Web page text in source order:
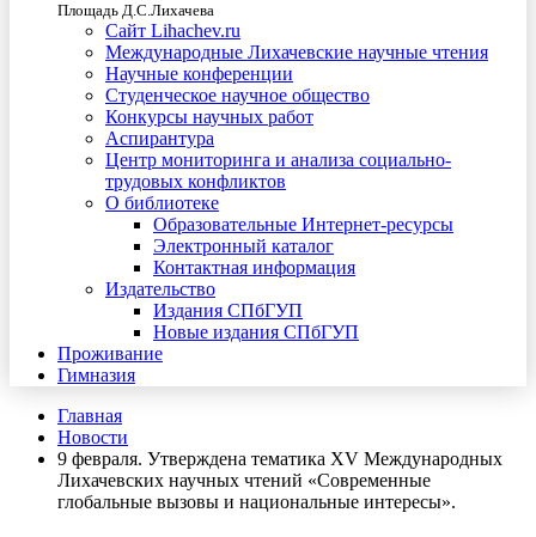
Площадь Д.С.Лихачева
Сайт Lihachev.ru
Международные Лихачевские научные чтения
Научные конференции
Студенческое научное общество
Конкурсы научных работ
Аспирантура
Центр мониторинга и анализа социально-
трудовых конфликтов
О библиотеке
Образовательные Интернет-ресурсы
Электронный каталог
Контактная информация
Издательство
Издания СПбГУП
Новые издания СПбГУП
Проживание
Гимназия
Главная
Новости
9 февраля. Утверждена тематика XV Международных
Лихачевских научных чтений «Современные
глобальные вызовы и национальные интересы».